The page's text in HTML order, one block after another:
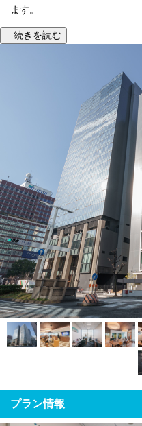
ます。
...続きを読む
プラン情報